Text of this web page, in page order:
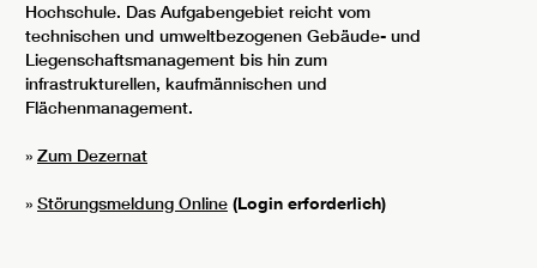
Hochschule. Das Aufgabengebiet reicht vom
technischen und umweltbezogenen Gebäude- und
Liegenschaftsmanagement bis hin zum
infrastrukturellen, kaufmännischen und
Flächenmanagement.
» Zum Dezernat
» Störungsmeldung Online (Login erforderlich)